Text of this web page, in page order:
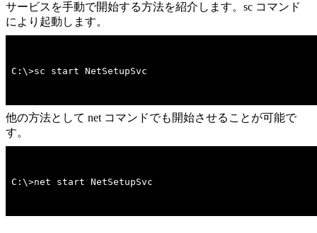
サービスを手動で開始する方法を紹介します。sc コマンド
により起動します。
C:\>sc start NetSetupSvc
他の方法として net コマンドでも開始させることが可能で
す。
C:\>net start NetSetupSvc